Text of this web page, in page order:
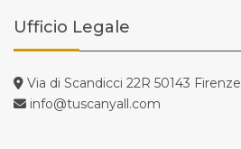
Ufficio Legale
Via di Scandicci 22R 50143 Firenze
info@tuscanyall.com